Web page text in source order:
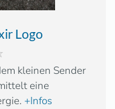
Logo
kleinen Sender
eine
+Infos